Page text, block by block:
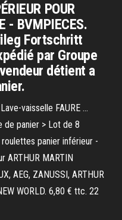
POUR
- BVMPIECES.
Fortschritt
par Groupe
détient a
vaisselle FAURE ...
de panier > Lot de 8
panier inférieur -
ARTHUR MARTIN
AEG, ZANUSSI, ARTHUR
WORLD. 6,80 € ttc. 22